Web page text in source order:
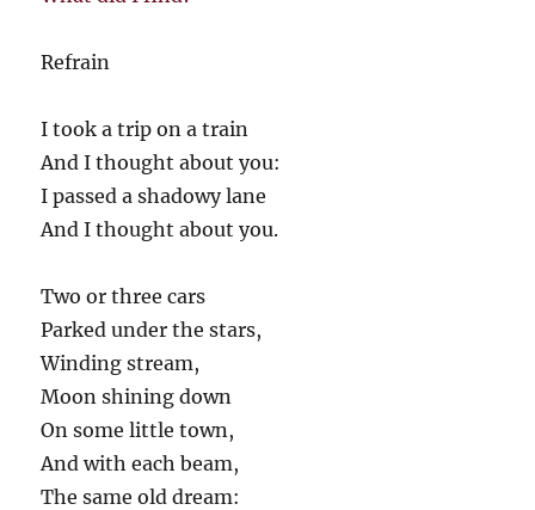
Refrain
I took a trip on a train
And I thought about you:
I passed a shadowy lane
And I thought about you.
Two or three cars
Parked under the stars,
Winding stream,
Moon shining down
On some little town,
And with each beam,
The same old dream: